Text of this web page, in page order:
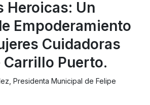
Heroicas: Un
Empoderamiento
Cuidadoras
Carrillo Puerto.
Presidenta Municipal de Felipe